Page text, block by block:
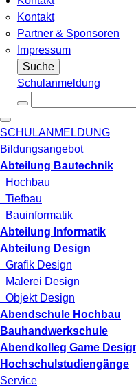
Kontakt
Partner & Sponsoren
Impressum
Suche
Schulanmeldung
SCHULANMELDUNG
Bildungsangebot
Abteilung Bautechnik
Hochbau
Tiefbau
Bauinformatik
Abteilung Informatik
Abteilung Design
Grafik Design
Malerei Design
Objekt Design
Abendschule Hochbau
Bauhandwerkschule
Abendkolleg Game
Hochschulstudiengänge
Service